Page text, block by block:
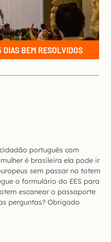
BEM RESOLVIDOS
português com
é brasileira ela pode ir
sem passar no totem
o formulário do EES para
escanear o passaporte
perguntas? Obrigado